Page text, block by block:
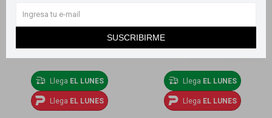
SUSCRIBIRME
Llega EL LUNES
Llega EL LUNES
Llega EL LUNES
Llega EL LUNES